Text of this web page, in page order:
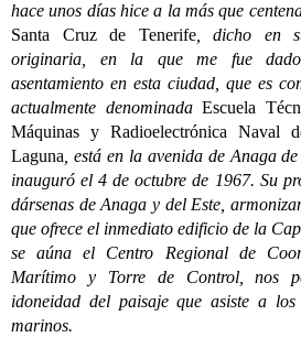
hace unos días hice a la más que
Santa Cruz de Tenerife, dicho en
originaria, en la que me fue
asentamiento en esta ciudad, que es
actualmente denominada Escuela
Máquinas y Radioelectrónica Naval
Laguna , está en la avenida de Anaga
inauguró el 4 de octubre de 1967. Su
dársenas de Anaga y del Este,
que ofrece el inmediato edificio de la
se aúna el Centro Regional de
Marítimo y Torre de Control, nos
idoneidad del paisaje que asiste a
marinos.